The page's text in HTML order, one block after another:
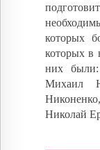
которых
которых в
них
Михаил
Николай